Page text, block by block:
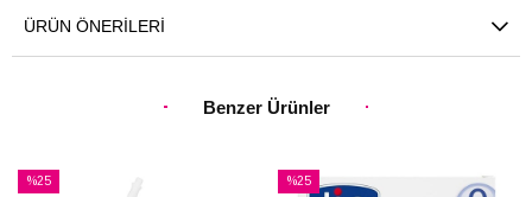
ÜRÜN ÖNERILERI
Benzer Ürünler
%25
%25